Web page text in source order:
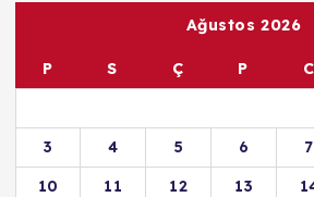
Ağustos 2026
P S Ç P C
3
4 5 6 7
10
11 12 13